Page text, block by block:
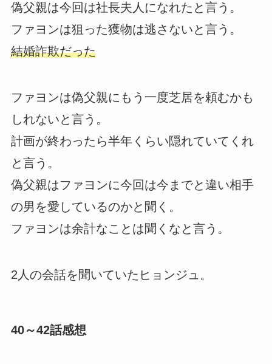
偽父親は今回は社長夫人になれたと言う。
ファヨンは狙った獲物は逃さないと言う。
結婚詐欺だった
ファヨンは偽父親にもう一度芝居を頼むかも
しれないと言う。
計画が終わったら半年くらい隠れていてくれ
と言う。
偽父親はファヨンに今回は今までと違い相手
の男を愛しているのかと聞く。
ファヨンは余計なことは聞くなと言う。
2人の会話を聞いていたヒョンジュ。
40～42話感想